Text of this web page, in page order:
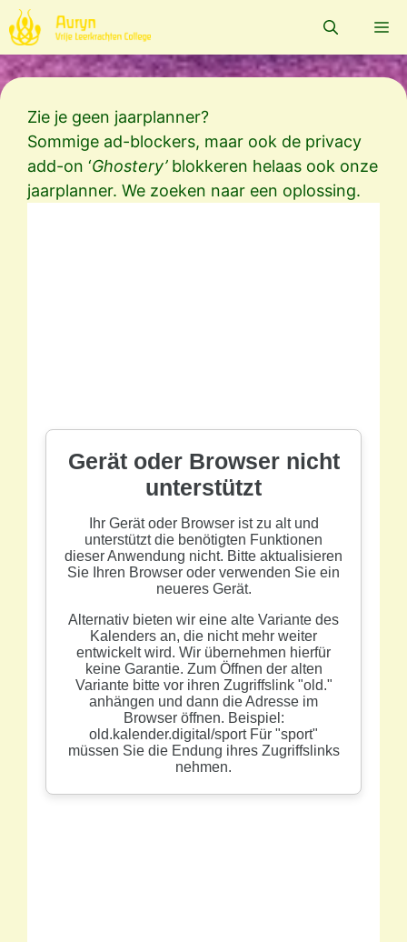
Ga
naar
de
inhoud
Zie je geen jaarplanner?
Sommige ad-blockers, maar ook de privacy
add-on ‘Ghostery’blokkeren helaas ook onze
jaarplanner. We zoeken naar een oplossing.